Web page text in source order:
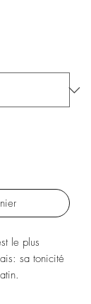
le plus
sa tonicité